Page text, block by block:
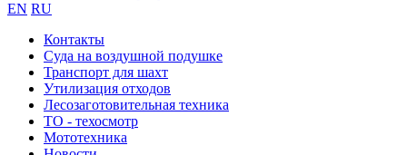
EN RU
Контакты
Cуда на воздушной подушке
Транспорт для шахт
Утилизация отходов
Лесозаготовительная техника
ТО - техосмотр
Мототехника